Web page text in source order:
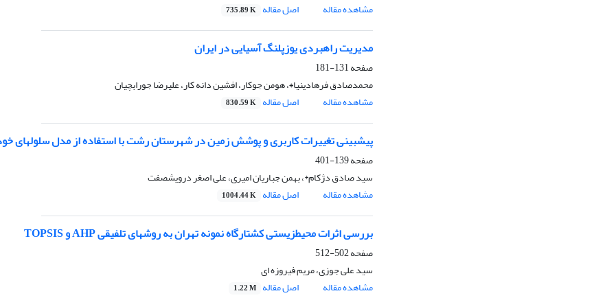
مشاهده مقاله
اصل مقاله 735.89 K
مدیریت راهبردی یوزپلنگ آسیایی در ایران
صفحه131-181
محمدصادق فرهادینیا٭، هومن جوکار، افشین دانه کار، علیرضا جورابچیان
مشاهده مقاله
اصل مقاله 830.59 K
پیشبینی تغییرات کاربری و پوشش زمین در شهرستان رشت با استفاده از مدل سلولهای
صفحه139-401
سید صادق دژکام*، بهمن جباریان امیری، علی اصغر درویشصفت
مشاهده مقاله
اصل مقاله 1004.44 K
بررسی اثرات محیطزیستی کشتارگاه نمونه تهران به روشهای تلفیقی AHP و TOPSIS
صفحه502-512
سید علی جوزی، مریم فیروزه ای
مشاهده مقاله
اصل مقاله 1.22 M